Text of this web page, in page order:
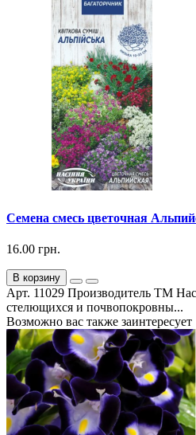
Семена смесь цветочная
16.00 грн.
В корзину
Арт. 11029 Производитель ТМ
стелющихся и почвопокровны...
Возможно вас также заинтересует